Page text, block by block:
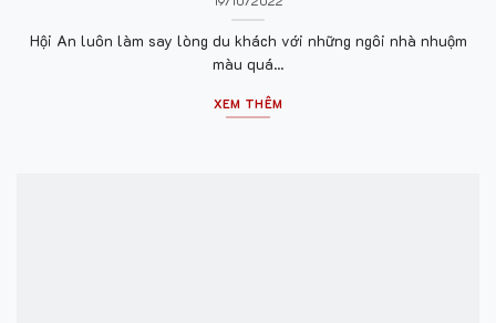
Hội An luôn làm say lòng du khách với những ngôi nhà nhuộm
màu quá...
XEM THÊM